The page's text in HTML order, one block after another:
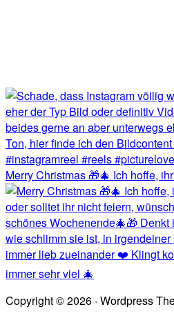
Merry Christmas 🎁🎄 Ich hoffe,
Copyright © 2026 · Wordpress